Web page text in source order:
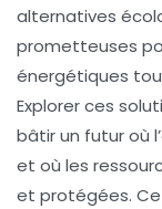
alternatives
prometteuses
énergétiques
Explorer ces
bâtir un futur où
et où les
et protégées.